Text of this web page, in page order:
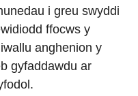
i greu swyddi
ffocws y
anghenion y
gyfaddawdu ar